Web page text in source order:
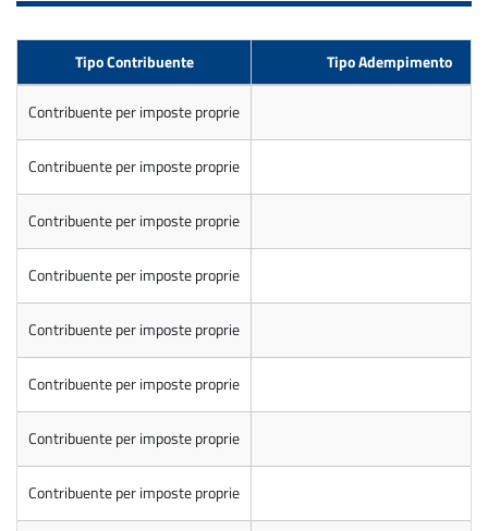
Tipo Contribuente Tipo Adempimento
Contribuente per imposte proprie
Contribuente per imposte proprie
Contribuente per imposte proprie
Contribuente per imposte proprie
Contribuente per imposte proprie
Contribuente per imposte proprie
Contribuente per imposte proprie
Contribuente per imposte proprie